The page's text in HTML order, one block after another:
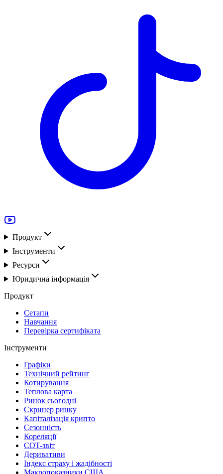
Продукт
Інструменти
Ресурси
Юридична інформація
Продукт
Сетапи
Навчання
Перевірка сертифіката
Інструменти
Графіки
Технічний рейтинг
Котирування
Теплова карта
Ринок сьогодні
Скринер ринку
Капіталізація крипто
Сезонність
Кореляції
COT-звіт
Деривативи
Індекс страху і жадібності
Макропоказники США